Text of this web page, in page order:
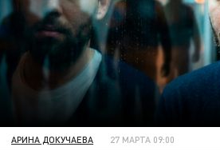
АРИНА ДОКУЧАЕВА 27 МАРТА 09:00